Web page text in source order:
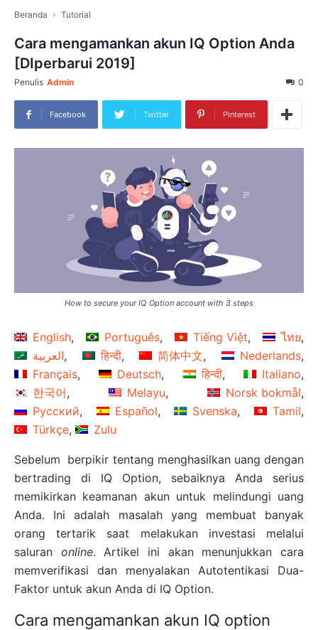
Beranda Tutorial
Cara mengamankan akun IQ Option Anda
[DIperbarui 2019]
Penulis Admin 0
Facebook Twitter Pinterest
How to secure your IQ Option account with 3 steps
English Português Tiếng Việt
ไทย
العربية
हिन्दी 简体中文
Nederlands
Français
Deutsch हिन्दी
Italiano
한국어
Melayu
Norsk bokmål
Русский
Español Svenska
Tamil
Türkçe
Zulu
Sebelum berpikir tentang menghasilkan uang dengan
bertrading di IQ Option, sebaiknya Anda serius
memikirkan keamanan akun untuk melindungi uang
Anda. Ini adalah masalah yang membuat banyak
orang tertarik saat melakukan investasi melalui
saluran online. Artikel ini akan menunjukkan cara
memverifikasi dan menyalakan Autotentikasi Dua-
Faktor untuk akun Anda di IQ Option.
Cara mengamankan akun IQ option